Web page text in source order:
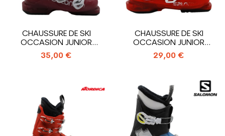
CHAUSSURE DE SKI
OCCASION JUNIOR
SALOMON T3_3
CROCHETS
35,00 €
CHAUSSURE DE SKI
OCCASION JUNIOR
SALOMON T2_2
CROCHETS
29,00 €